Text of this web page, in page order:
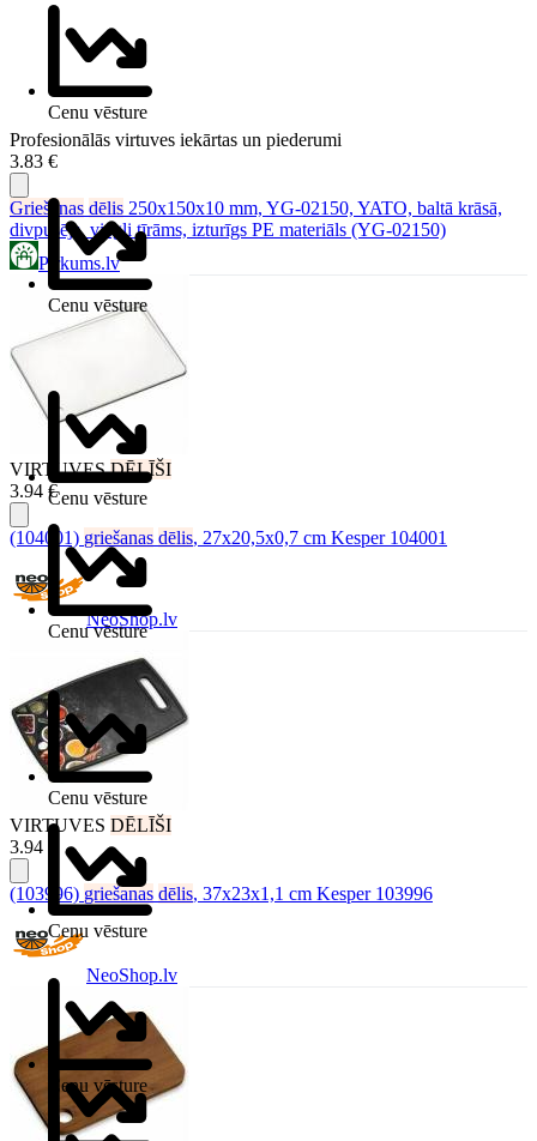
Profesionālās virtuves iekārtas un piederumi
3.83 €
Griešanas dēlis 250x150x10 mm, YG-02150, YATO, baltā krāsā,
divpusējs, viegli tīrāms, izturīgs PE materiāls (YG-02150)
Pirkums.lv
VIRTUVESDĒLĪŠI
3.94 €
(104001) griešanas dēlis, 27x20,5x0,7 cm Kesper 104001
NeoShop.lv
VIRTUVES DĒLĪŠI
3.94 €
Cenu vēsture
(103996) griešanas dēlis, 37x23x1,1 cm Kesper 103996
NeoShop.lv
Cenu vēsture
Cenu vēsture
Cenu vēsture
Cenu vēsture
Cenu vēsture
Cenu vēsture